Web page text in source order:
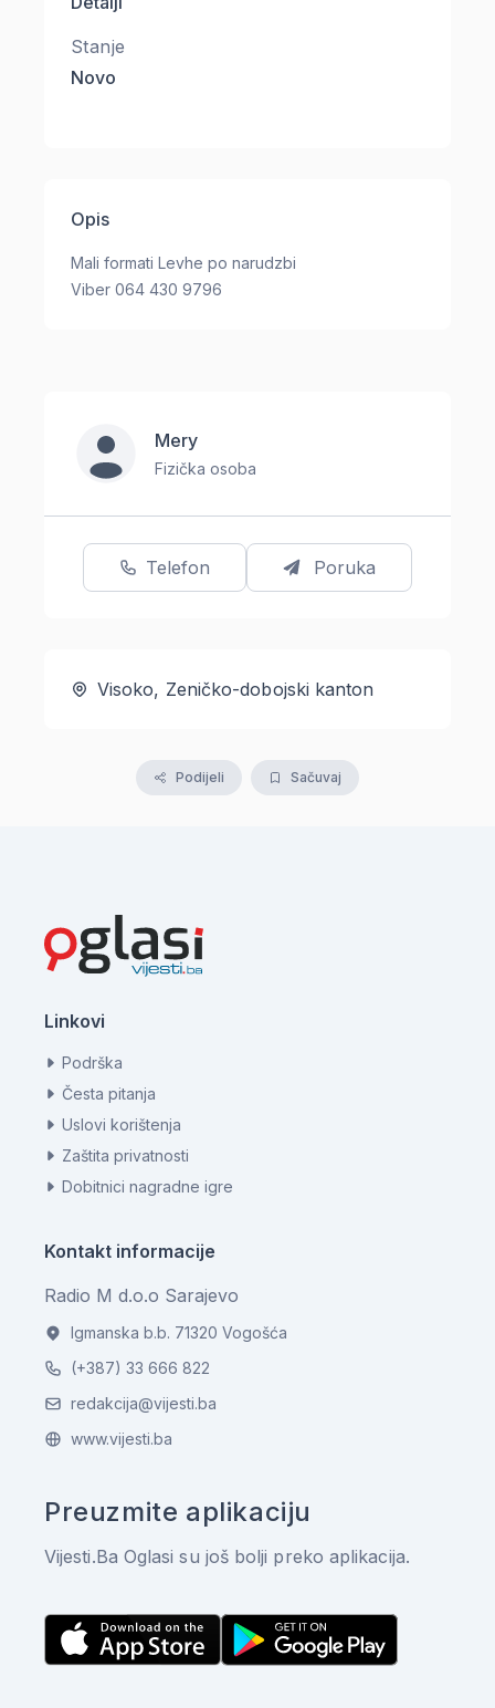
Stanje
Novo
Opis
Mali formati Levhe po narudzbi
Viber 064 430 9796
Mery
Fizička osoba
Telefon Poruka
Visoko, Zeničko-dobojski kanton
Podijeli Sačuvaj
Linkovi
Podrška
Česta pitanja
Uslovi korištenja
Zaštita privatnosti
Dobitnici nagradne igre
Kontakt informacije
Radio M d.o.o Sarajevo
Igmanska b.b. 71320 Vogošća
(+387) 33 666 822
redakcija@vijesti.ba
www.vijesti.ba
Preuzmite aplikaciju
Vijesti.Ba Oglasi su još bolji preko aplikacija.